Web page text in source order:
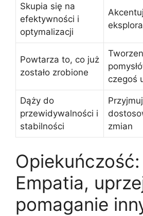
Skupia się na
efektywności i
optymalizacji
Powtarza to, co już
zostało zrobione
czegoś
Dąży do
przewidywalności i
stabilności
zmian
Opiekuńczość:
Empatia,
pomaganie